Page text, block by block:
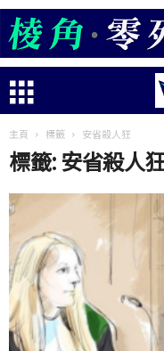
主頁 標籤 安省殺人狂
標籤: 安省殺人